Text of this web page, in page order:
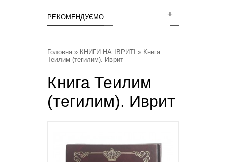
РЕКОМЕНДУЄМО
Головна» КНИГИ НА ІВРИТІ » Книга
Теилим (тегилим). Иврит
Книга Теилим
(тегилим). Иврит